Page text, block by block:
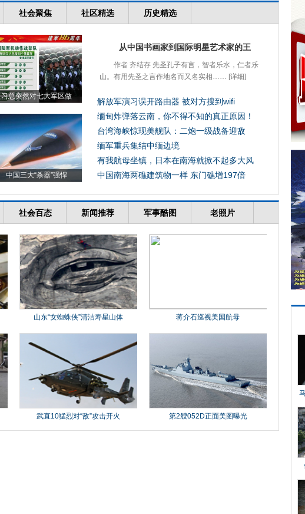
社会聚焦 社区精选 历史精选
习总突然对七大军区做
中国三大“杀器”强悍
从中国书画家到国际明星艺术家的王
作者 齐结存 先圣孔子有言，智者乐水，仁者乐
山。有用先圣之言作地名而又名实相…… [详细]
解放军演习误开路由器 被对方搜到wifi
缅甸炸弹落云南，你不得不知的真正原因！
台湾海峡惊现美舰队：二炮一级战备迎敌
缅军重兵集结中缅边境
有我航母坐镇，日本在南海就掀不起多大风
中国南海两礁建筑物一样 东门礁增197倍
社会百态 新闻推荐 军事酷图 老照片
山东“女蜘蛛侠”清洁寿星山体 蒋介石巡视美国航母
武直10猛烈对“敌”攻击开火 第2艘052D正面美图曝光